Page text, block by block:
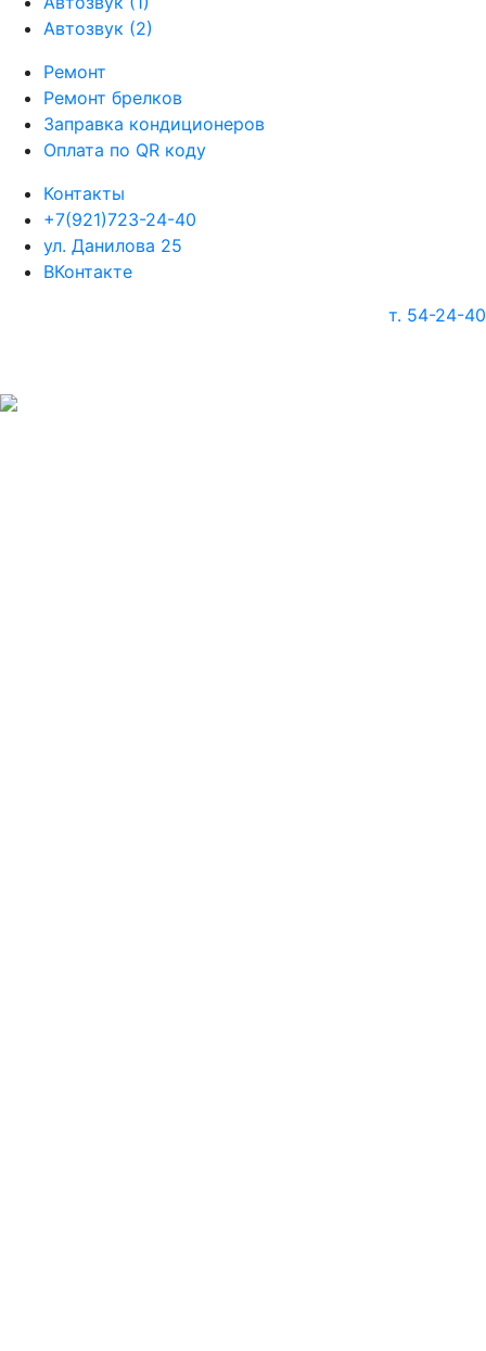
Автозвук (2)
Ремонт
Ремонт брелков
Заправка кондиционеров
Оплата по QR коду
Контакты
+7(921)723-24-40
ул. Данилова 25
ВКонтакте
т. 54-24-40